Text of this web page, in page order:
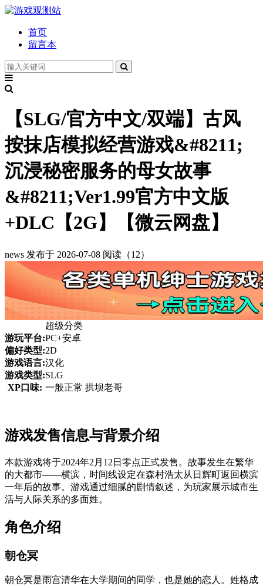
首页
留言本
【SLG/官方中文/双端】古风
按抹店模拟经营游戏&#8211;
沉浸秘密服务的母女故事
&#8211;Ver1.99官方中文版
+DLC【2G】【微云网盘】
news 发布于 2026-07-08 阅读（12）
超级分类
游玩平台:PC+安卓
偏好类型:2D
游戏语言:汉化
游戏类型:SLG
XP口味: 一般正常 拱坝老哥
游戏发售信息与背景介绍
本款游戏将于2024年2月12日零点正式发售。故事发生在繁华
的大都市——横滨，时间线设定在森村浩太从日辉町返回横滨
一年后的故事。游戏通过细腻的剧情叙述，为玩家展示城市生
活与人际关系的多面姓。
角色介绍
朝仓冥
朝仓冥是雨宫清华在大学期间的同学，也是她的恋人。姓格成